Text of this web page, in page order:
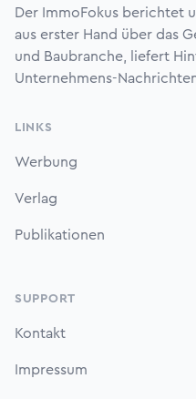
Der ImmoFokus berichtet
aus erster Hand über das
und Baubranche, liefert
Unternehmens-
LINKS
Werbung
Verlag
Publikationen
SUPPORT
Kontakt
Impressum